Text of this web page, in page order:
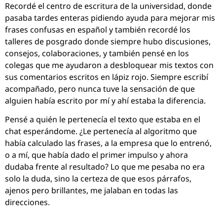
Recordé el centro de escritura de la universidad, donde
pasaba tardes enteras pidiendo ayuda para mejorar mis
frases confusas en español y también recordé los
talleres de posgrado donde siempre hubo discusiones,
consejos, colaboraciones, y también pensé en los
colegas que me ayudaron a desbloquear mis textos con
sus comentarios escritos en lápiz rojo. Siempre escribí
acompañado, pero nunca tuve la sensación de que
alguien había escrito por mí y ahí estaba la diferencia.
Pensé a quién le pertenecía el texto que estaba en el
chat esperándome. ¿Le pertenecía al algoritmo que
había calculado las frases, a la empresa que lo entrenó,
o a mí, que había dado el primer impulso y ahora
dudaba frente al resultado? Lo que me pesaba no era
solo la duda, sino la certeza de que esos párrafos,
ajenos pero brillantes, me jalaban en todas las
direcciones.